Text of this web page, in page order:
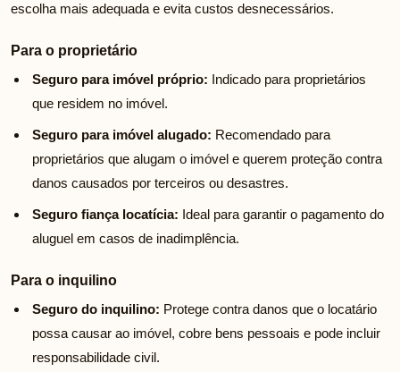
escolha mais adequada e evita custos desnecessários.
Para o proprietário
Seguro para imóvel próprio: Indicado para proprietários
que residem no imóvel.
Seguro para imóvel alugado: Recomendado para
proprietários que alugam o imóvel e querem proteção contra
danos causados por terceiros ou desastres.
Seguro fiança locatícia: Ideal para garantir o pagamento do
aluguel em casos de inadimplência.
Para o inquilino
Seguro do inquilino: Protege contra danos que o locatário
possa causar ao imóvel, cobre bens pessoais e pode incluir
responsabilidade civil.